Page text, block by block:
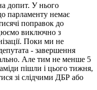
допит. У нього
парламенту немає
поправок до
виключно з
Поки ми не
- завершення
Але тим не менше 5
пішли і цього тижня,
зі слідчими ДБР або